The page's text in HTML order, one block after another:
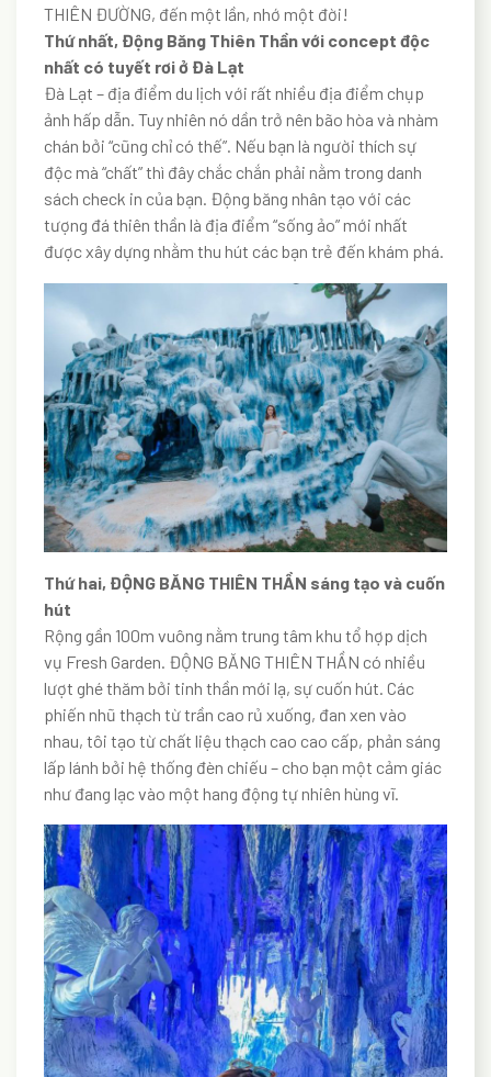
THIÊN ĐƯỜNG, đến một lần, nhớ một đời!
Thứ nhất, Động Băng Thiên Thần với concept độc
nhất có tuyết rơi ở Đà Lạt
Đà Lạt – địa điểm du lịch với rất nhiều địa điểm chụp
ảnh hấp dẫn. Tuy nhiên nó dần trở nên bão hòa và nhàm
chán bởi “cũng chỉ có thế”. Nếu bạn là người thích sự
độc mà “chất” thì đây chắc chắn phải nằm trong danh
sách check in của bạn. Động băng nhân tạo với các
tượng đá thiên thần là địa điểm “sống ảo” mới nhất
được xây dựng nhằm thu hút các bạn trẻ đến khám phá.
Thứ hai, ĐỘNG BĂNG THIÊN THẦN sáng tạo và cuốn
hút
Rộng gần 100m vuông nằm trung tâm khu tổ hợp dịch
vụ Fresh Garden. ĐỘNG BĂNG THIÊN THẦN có nhiều
lượt ghé thăm bởi tinh thần mới lạ, sự cuốn hút. Các
phiến nhũ thạch từ trần cao rủ xuống, đan xen vào
nhau, tôi tạo từ chất liệu thạch cao cao cấp, phản sáng
lấp lánh bởi hệ thống đèn chiếu – cho bạn một cảm giác
như đang lạc vào một hang động tự nhiên hùng vĩ.